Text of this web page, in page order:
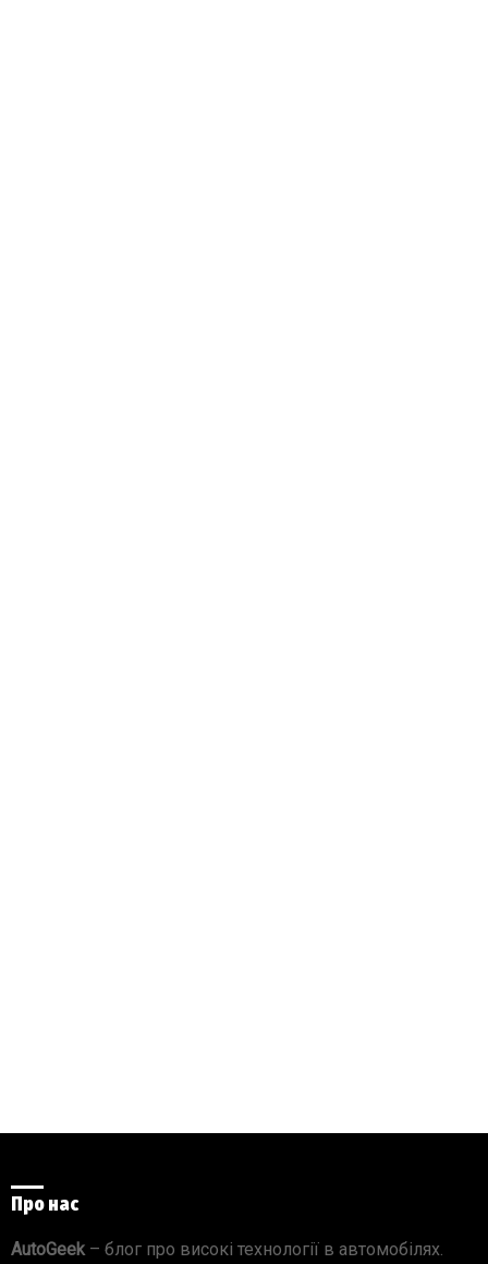
Про нас
AutoGeek– блог про високі технології в автомобілях.